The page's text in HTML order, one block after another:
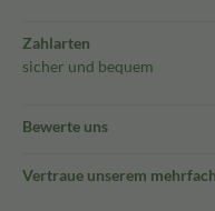
Zahlarten
sicher und bequem
Bewerte uns
Vertraue unserem